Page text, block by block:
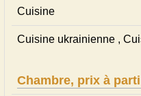
Cuisine
Cuisine ukrainienne ,
Chambre, prix à